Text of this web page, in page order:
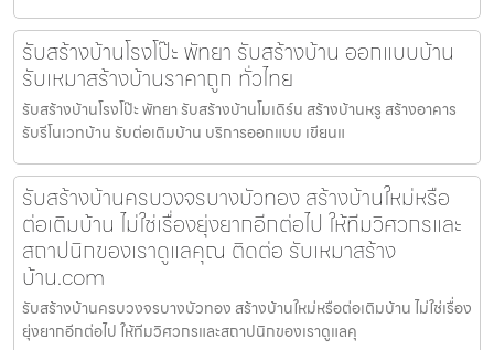
รับสร้างบ้านโรงโป๊ะ พัทยา รับสร้างบ้าน ออกแบบบ้าน
รับเหมาสร้างบ้านราคาถูก ทั่วไทย
รับสร้างบ้านโรงโป๊ะ พัทยา รับสร้างบ้านโมเดิร์น สร้างบ้านหรู สร้างอาคาร
รับรีโนเวทบ้าน รับต่อเติมบ้าน บริการออกแบบ เขียนแ
รับสร้างบ้านครบวงจรบางบัวทอง สร้างบ้านใหม่หรือ
ต่อเติมบ้าน ไม่ใช่เรื่องยุ่งยากอีกต่อไป ให้ทีมวิศวกรและ
สถาปนิกของเราดูแลคุณ ติดต่อ รับเหมาสร้าง
บ้าน.com
รับสร้างบ้านครบวงจรบางบัวทอง สร้างบ้านใหม่หรือต่อเติมบ้าน ไม่ใช่เรื่อง
ยุ่งยากอีกต่อไป ให้ทีมวิศวกรและสถาปนิกของเราดูแลคุ